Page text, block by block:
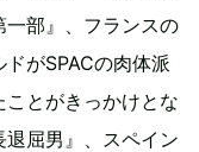
部』、フランスの
がSPACの肉体派
とがきっかけとな
屈男』、スペイン